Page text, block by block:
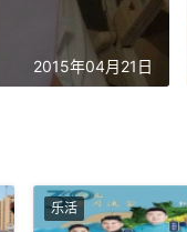
2015年04月21日
乐活